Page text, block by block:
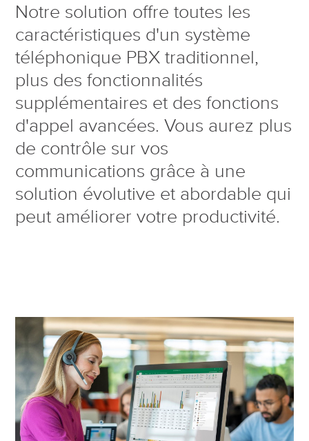
Notre solution offre toutes les
caractéristiques d'un système
téléphonique PBX traditionnel,
plus des fonctionnalités
supplémentaires et des fonctions
d'appel avancées. Vous aurez plus
de contrôle sur vos
communications grâce à une
solution évolutive et abordable qui
peut améliorer votre productivité.